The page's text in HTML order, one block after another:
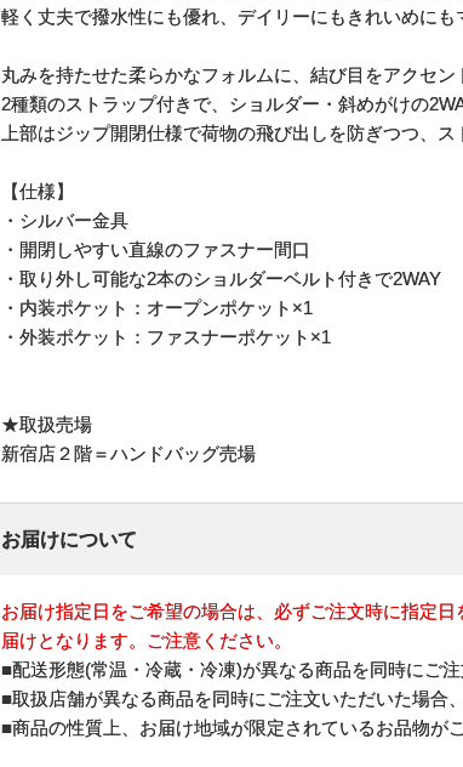
軽く丈夫で撥水性にも優れ、デイリーにもきれいめにも
丸みを持たせた柔らかなフォルムに、結び目をアクセン
2種類のストラップ付きで、ショルダー・斜めがけの
上部はジップ開閉仕様で荷物の飛び出しを防ぎつつ、
【仕様】
・シルバー金具
・開閉しやすい直線のファスナー間口
・取り外し可能な2本のショルダーベルト付きで2WAY
・内装ポケット：オープンポケット×1
・外装ポケット：ファスナーポケット×1
★取扱売場
新宿店２階＝ハンドバッグ売場
お届けについて
お届け指定日をご希望の場合は、必ずご注文時に指定
届けとなります。ご注意ください。
■配送形態(常温・冷蔵・冷凍)が異なる商品を同時にご
■取扱店舗が異なる商品を同時にご注文いただいた場合
■商品の性質上、お届け地域が限定されているお品物が